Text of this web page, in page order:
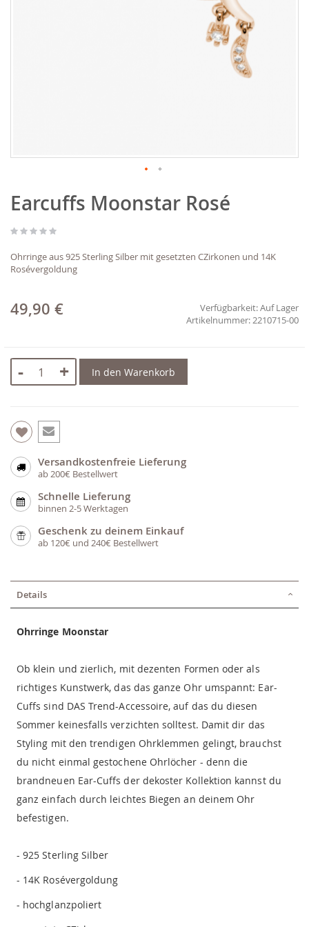
Anfang
der
springen
Earcuffs Moonstar Rosé
Ohrringe aus 925 Sterling Silber mit gesetzten CZirkonen und 14K
Rosévergoldung
49,90 € Verfügbarkeit:Auf Lager
2210715-00
- + In den Warenkorb
Versandkostenfreie Lieferung
ab 200€ Bestellwert
Schnelle Lieferung
binnen 2-5 Werktagen
Geschenk zu deinem Einkauf
ab 120€ und 240€ Bestellwert
Details
Ohrringe Moonstar
Ob klein und zierlich, mit dezenten Formen oder als
richtiges Kunstwerk, das das ganze Ohr umspannt: Ear-
Cuffs sind DAS Trend-Accessoire, auf das du diesen
Sommer keinesfalls verzichten solltest. Damit dir das
Styling mit den trendigen Ohrklemmen gelingt, brauchst
du nicht einmal gestochene Ohrlöcher - denn die
brandneuen Ear-Cuffs der dekoster Kollektion kannst du
ganz einfach durch leichtes Biegen an deinem Ohr
befestigen.
- 925 Sterling Silber
- 14K Rosévergoldung
- hochglanzpoliert